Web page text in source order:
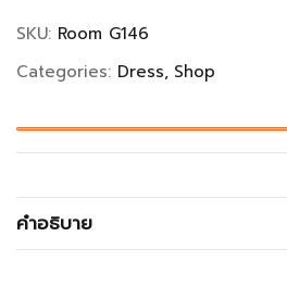
SKU: Room G146
Categories: Dress Shop
คำอธิบาย